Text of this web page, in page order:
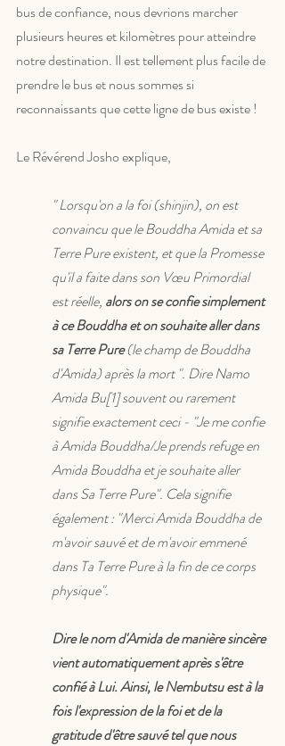
bus de confiance, nous devrions marcher
plusieurs heures et kilomètres pour atteindre
notre destination. Il est tellement plus facile de
prendre le bus et nous sommes si
reconnaissants que cette ligne de bus existe !
Le Révérend Josho explique,
" Lorsqu'on a la foi (shinjin), on est
convaincu que le Bouddha Amida et sa
Terre Pure existent, et que la Promesse
qu'il a faite dans son Vœu Primordial
est réelle, alors on se confie simplement
à ce Bouddha et on souhaite aller dans
sa Terre Pure (le champ de Bouddha
d'Amida) après la mort ". Dire Namo
Amida Bu[1] souvent ou rarement
signifie exactement ceci - "Je me confie
à Amida Bouddha/Je prends refuge en
Amida Bouddha et je souhaite aller
dans Sa Terre Pure". Cela signifie
également : "Merci Amida Bouddha de
m'avoir sauvé et de m'avoir emmené
dans Ta Terre Pure à la fin de ce corps
physique".
Dire le nom d'Amida de manière sincère
vient automatiquement après s'être
confié à Lui. Ainsi, le Nembutsu est à la
fois l'expression de la foi et de la
gratitude d'être sauvé tel que nous